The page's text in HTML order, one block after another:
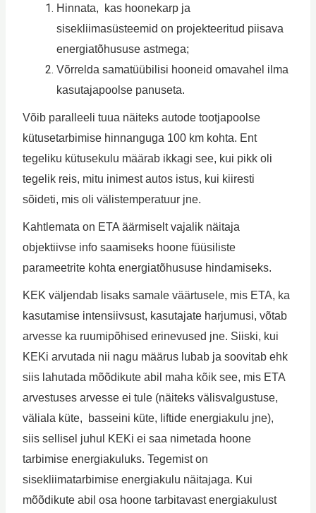
Hinnata, kas hoonekarp ja
sisekliimasüsteemid on projekteeritud piisava
energiatõhususe astmega;
Võrrelda samatüübilisi hooneid omavahel ilma
kasutajapoolse panuseta.
Võib paralleeli tuua näiteks autode tootjapoolse
kütusetarbimise hinnanguga 100 km kohta. Ent
tegeliku kütusekulu määrab ikkagi see, kui pikk oli
tegelik reis, mitu inimest autos istus, kui kiiresti
sõideti, mis oli välistemperatuur jne.
Kahtlemata on ETA äärmiselt vajalik näitaja
objektiivse info saamiseks hoone füüsiliste
parameetrite kohta energiatõhususe hindamiseks.
KEK väljendab lisaks samale väärtusele, mis ETA, ka
kasutamise intensiivsust, kasutajate harjumusi, võtab
arvesse ka ruumipõhised erinevused jne. Siiski, kui
KEKi arvutada nii nagu määrus lubab ja soovitab ehk
siis lahutada mõõdikute abil maha kõik see, mis ETA
arvestuses arvesse ei tule (näiteks välisvalgustuse,
väliala küte, basseini küte, liftide energiakulu jne),
siis sellisel juhul KEKi ei saa nimetada hoone
tarbimise energiakuluks. Tegemist on
sisekliimatarbimise energiakulu näitajaga. Kui
mõõdikute abil osa hoone tarbitavast energiakulust